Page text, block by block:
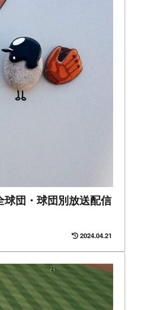
団・球団別放送配信
2024.04.21